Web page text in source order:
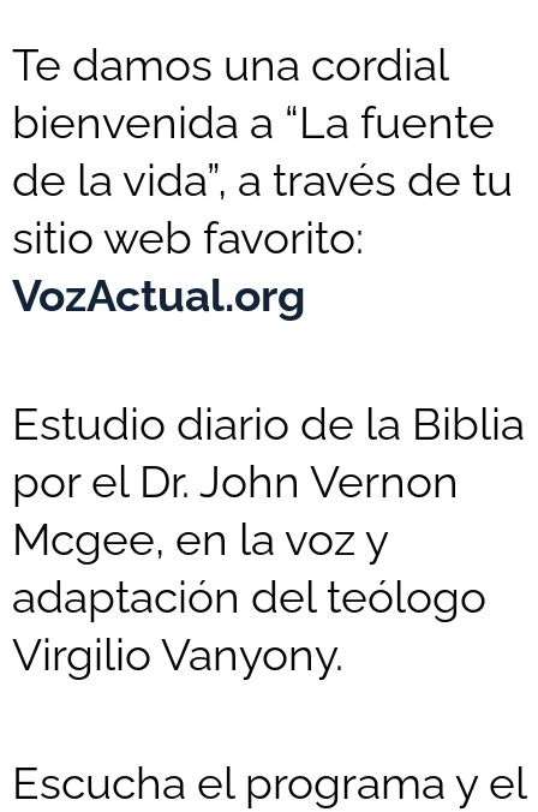
Te damos una cordial
bienvenida a “La fuente
de la vida”, a través de tu
sitio web favorito:
VozActual.org
Estudio diario de la Biblia
por el Dr. John Vernon
Mcgee, en la voz y
adaptación del teólogo
Virgilio Vanyony.
Escucha el programa y el